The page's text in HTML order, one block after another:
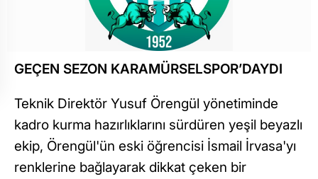
GEÇEN SEZON KARAMÜRSELSPOR’DAYDI
Teknik Direktör Yusuf Örengül yönetiminde
kadro kurma hazırlıklarını sürdüren yeşil beyazlı
ekip, Örengül'ün eski öğrencisi İsmail İrvasa'yı
renklerine bağlayarak dikkat çeken bir